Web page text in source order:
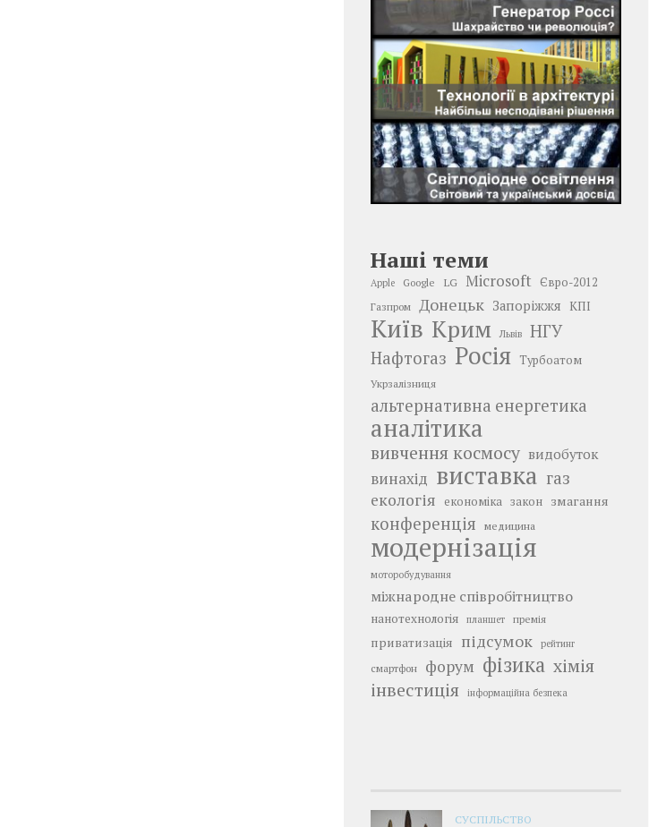
Наші теми
Apple Google LG Microsoft Євро-2012
Газпром Донецьк Запоріжжя КПІ
Київ Крим Львів
НГУ
Нафтогаз Росія Турбоатом
Укрзалізниця
альтернативна енергетика
аналітика
вивчення космосу видобуток
винахід виставка газ
екологія економіка закон змагання
конференція медицина
модернізація
моторобудування
міжнародне співробітництво
нанотехнологія планшет премія
приватизація підсумок рейтинг
смартфон форум фізика хімія
інвестиція інформаційна безпека
СУСПІЛЬСТВО